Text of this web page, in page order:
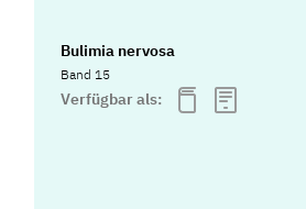
Bulimia nervosa
Band 15
Verfügbar als: